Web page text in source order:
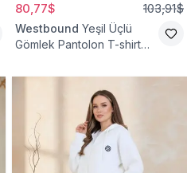
80,77$ 103,91$
Westbound Yeşil Üçlü
Gömlek Pantolon T-shirt